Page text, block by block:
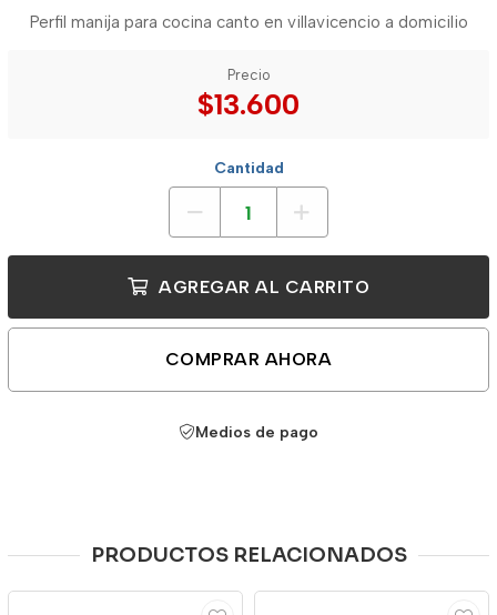
Perfil manija para cocina canto en villavicencio a domicilio
Precio
$13.600
Cantidad
AGREGAR AL CARRITO
COMPRAR AHORA
Medios de pago
PRODUCTOS RELACIONADOS